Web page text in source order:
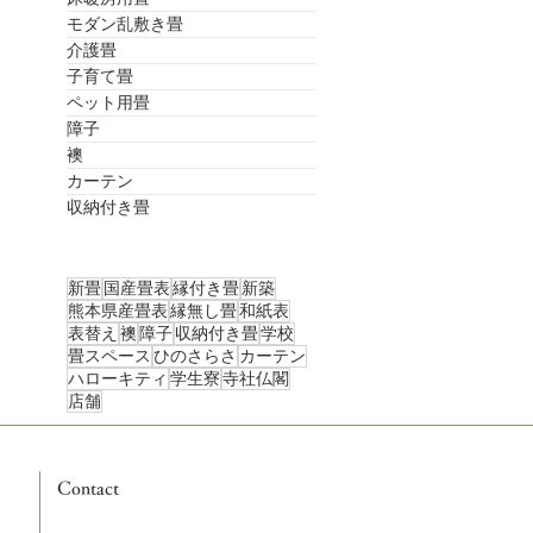
モダン乱敷き畳
介護畳
子育て畳
ペット用畳
障子
襖
カーテン
収納付き畳
新畳国産畳表縁付き畳新築
熊本県産畳表縁無し畳和紙表
表替え 襖障子収納付き畳学校
畳スペース ひのさらさ カーテン
ハローキティ 学生寮寺社仏閣
店舗
Contact